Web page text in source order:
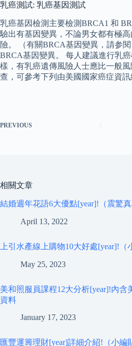
乳癌測試: 乳癌基因測試
乳癌基因檢測主要檢測BRCA1 和
驗出有基因變異，不論男女都有極
險。 （有關BRCA基因變異，請参
BRCA基因變異。 每人建議進行乳
樣，有乳癌遺傳風險人士應比一般
查，可參考下列由美國國家癌症資訊
PREVIOUS
相關文章
結婚週年花語6大優點[year]!（震驚真
April 13, 2022
上引水產線上購物10大好處[year]!（
May 25, 2023
美和照服員課程12大分析[year]!內含
資料
January 17, 2023
匯豐運籌理財[year]詳細介紹!（小編